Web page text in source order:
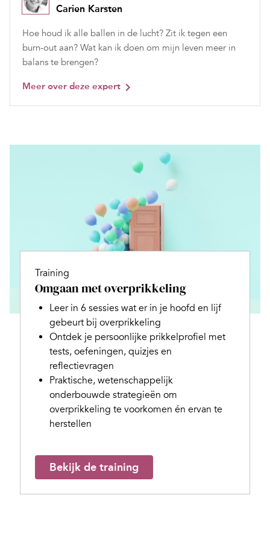
Carien Karsten
Hoe houd ik alle ballen in de lucht? Zit ik tegen een
burn-out aan? Wat kan ik doen om mijn leven meer in
balans te brengen?
Meer over deze expert
Training
Omgaan met overprikkeling
Leer in 6 sessies wat er in je hoofd en lijf
gebeurt bij overprikkeling
Ontdek je persoonlijke prikkelprofiel met
tests, oefeningen, quizjes en
reflectievragen
Praktische, wetenschappelijk
onderbouwde strategieën om
overprikkeling te voorkomen én ervan te
herstellen
Bekijk de training